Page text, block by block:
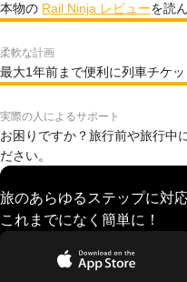
本物の Rail Ninja レビューを読
柔軟な計画
最大1年前まで便利に列車チケッ
実際の人によるサポート
お困りですか？旅行前や旅行中
ださい。
旅のあらゆるステップに対
これまでになく簡単に！